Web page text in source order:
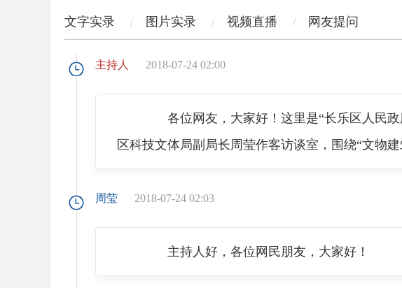
文字实录 图片实录 视频直播 网友提问
主持人 2018-07-24 02:00
各位网友，大家好！这里是“长乐区人民政
区科技文体局副局长周莹作客访谈室，围绕“文物
周莹 2018-07-24 02:03
主持人好，各位网民朋友，大家好！